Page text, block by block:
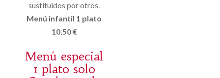
sustituidos por otros.
Menú infantil 1 plato
10,50 €
Menú especial
1 plato solo